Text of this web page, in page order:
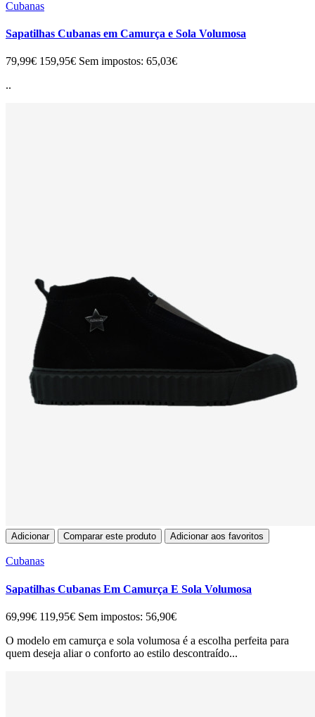
Cubanas
Sapatilhas Cubanas em Camurça e Sola Volumosa
79,99€ 159,95€ Sem impostos: 65,03€
..
Adicionar Comparar este produto Adicionar aos favoritos
Cubanas
Sapatilhas Cubanas Em Camurça E Sola Volumosa
69,99€ 119,95€ Sem impostos: 56,90€
O modelo em camurça e sola volumosa é a escolha perfeita para
quem deseja aliar o conforto ao estilo descontraído...